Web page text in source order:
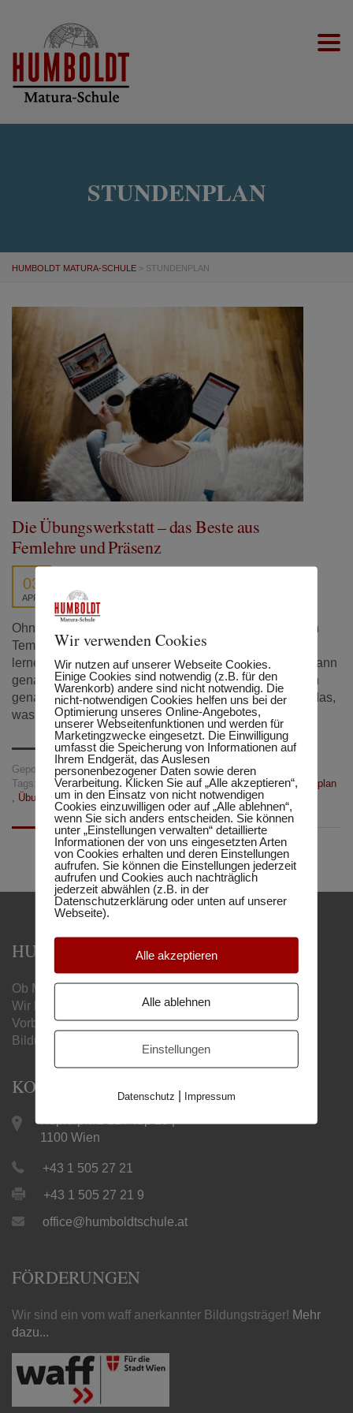
STUNDENPLAN
HUMBOLDT MATURA-SCHULE > STUNDENPLAN
Die Übungswerkstatt – das Beste aus
Fernlehre und Präsenz
03
APR.
Ohne Frage – das Lernen von zuhause aus im eigenen
Tempo hat schon etwas an sich. Ich kann immer dann
lernen, wenn es gerade in meinen Zeitplan passt. Ich kann
genau das Lernen, was ich gerade lernen will. Ich kann
genau da lernen, wo ich gerade will. Aber, und das ist das,
was das vollkommen […]
Gepostet in: Gezwitscher aus dem Schulalltag
Tags:
flipped classroom individuell, Lernvideos, online, Stundenplan
Übungswerkstatt
HUMBOLDT MATURA-SCHULE
Ob Matura, Handelsschule oder Berufsreifeprüfung –
Wir begleiten Sie mit unseren online
Vorbereitungslehrgängen zum gewünschten
Bildungsabschluss.
KONTAKT
1100 Wien
+43 1 505 27 21
+43 1 505 27 21 9
office@humboldtschule.at
FÖRDERUNGEN
Wir sind ein vom waff anerkannter Bildungsträger! Mehr
dazu...
Wir verwenden Cookies
Wir nutzen auf unserer Webseite Cookies.
Einige Cookies sind notwendig (z.B. für den
Warenkorb) andere sind nicht notwendig. Die
nicht-notwendigen Cookies helfen uns bei der
Optimierung unseres Online-Angebotes,
unserer Webseitenfunktionen und werden für
Marketingzwecke eingesetzt. Die Einwilligung
umfasst die Speicherung von Informationen auf
Ihrem Endgerät, das Auslesen
personenbezogener Daten sowie deren
Verarbeitung. Klicken Sie auf „Alle akzeptieren“,
um in den Einsatz von nicht notwendigen
Cookies einzuwilligen oder auf „Alle ablehnen“,
wenn Sie sich anders entscheiden. Sie können
unter „Einstellungen verwalten“ detaillierte
Informationen der von uns eingesetzten Arten
von Cookies erhalten und deren Einstellungen
aufrufen. Sie können die Einstellungen jederzeit
aufrufen und Cookies auch nachträglich
jederzeit abwählen (z.B. in der
Datenschutzerklärung oder unten auf unserer
Webseite).
Alle akzeptieren
Alle ablehnen
Einstellungen
Datenschutz | Impressum